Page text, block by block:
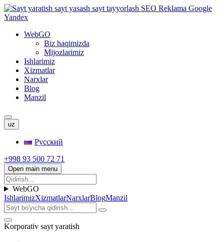
WebGO
Biz haqimizda
Mijozlarimiz
Ishlarimiz
Xizmatlar
Narxlar
Blog
Manzil
uz
Русский
+998 93 500 72 71
Open main menu
WebGO
IshlarimizXizmatlarNarxlarBlogManzil
Korporativ sayt yaratish